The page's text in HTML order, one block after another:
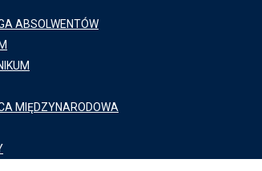
ABSOLWENTÓW
MIĘDZYNARODOWA